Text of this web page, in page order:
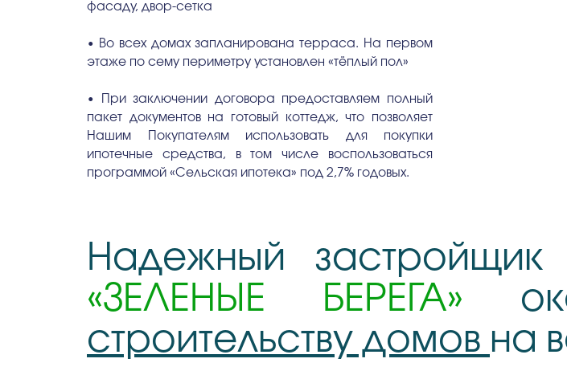
фасаду, двор-сетка
• Во всех домах запланирована терраса. На первом
этаже по сему периметру установлен «тёплый пол»
• При заключении договора предоставляем полный
пакет документов на готовый коттедж, что позволяет
Нашим Покупателям использовать для покупки
ипотечные средства, в том числе воспользоваться
программой «Сельская ипотека» под 2,7% годовых.
Надежный застройщик
«ЗЕЛЕНЫЕ БЕРЕГА»
строительству домов на